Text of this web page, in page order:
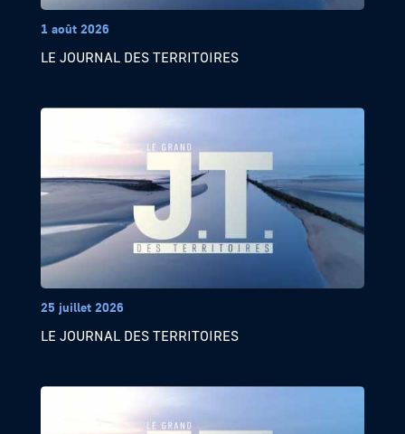
1 août 2026
LE JOURNAL DES TERRITOIRES
25 juillet 2026
LE JOURNAL DES TERRITOIRES